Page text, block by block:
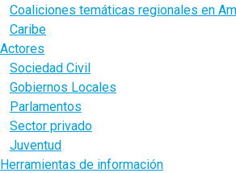
Coaliciones temáticas regionales en
Caribe
Actores
Sociedad Civil
Gobiernos Locales
Parlamentos
Sector privado
Juventud
Herramientas de información